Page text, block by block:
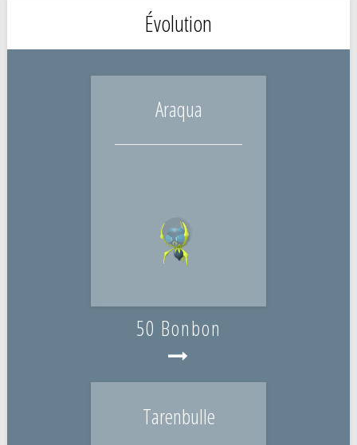
Évolution
Araqua
50 Bonbon
Tarenbulle